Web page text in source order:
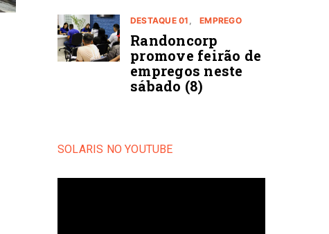
DESTAQUE 01 EMPREGO
Randoncorp
promove feirão de
empregos neste
sábado (8)
SOLARIS NO YOUTUBE